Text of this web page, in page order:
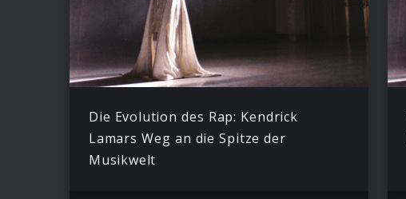
Die Evolution des Rap: Kendrick
Lamars Weg an die Spitze der
Musikwelt